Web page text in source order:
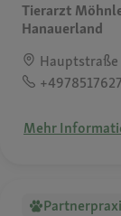
Tierarzt
Hanauerland
Hauptstraße
Mehr